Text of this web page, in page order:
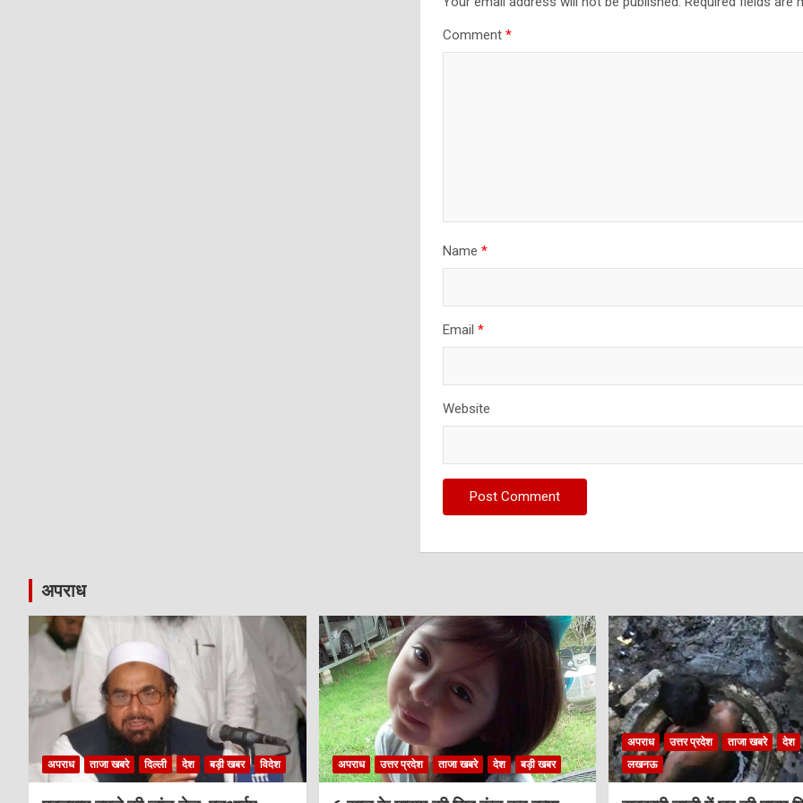
Comment *
Name *
Email *
Website
अपराध
अपराध ताजा खबरे दिल्ली देश बड़ी खबर विदेश अपराध उत्तर प्रदेश ताजा खबरे देश बड़ी खबर
अपराध उत्तर प्रदेश ताजा खबरे देश
लखनऊ